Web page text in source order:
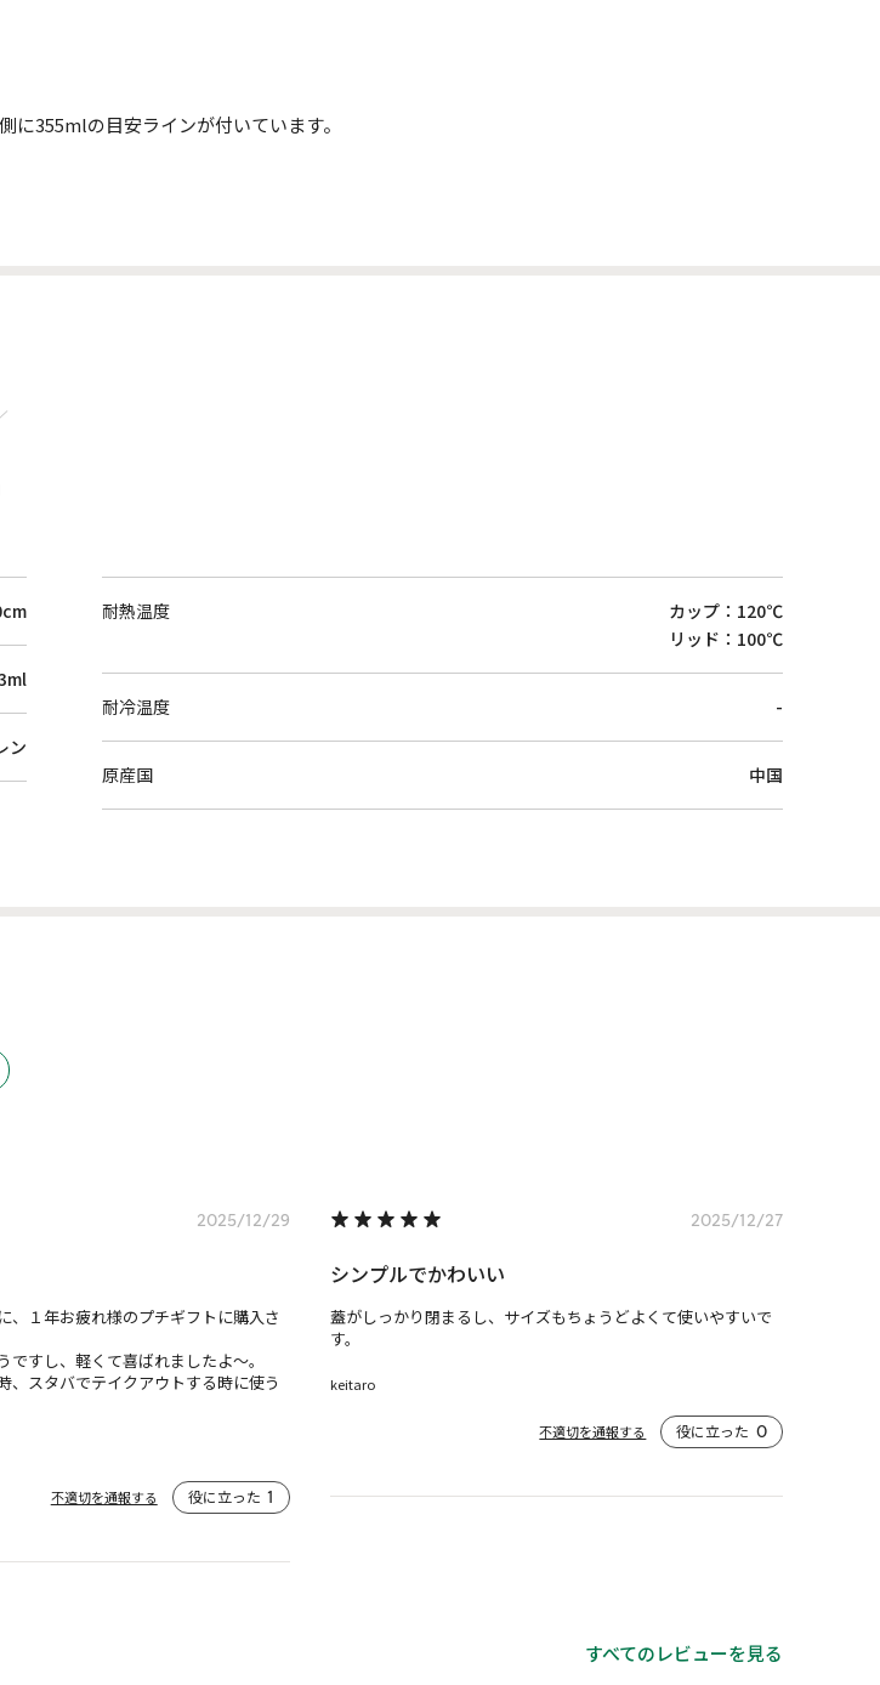
355mlの目安ラインが付いています。
ン
耐熱温度
カップ：120℃
リッド：100℃
耐冷温度 -
原産国 中国
2025/12/29
、１年お疲れ様のプチギフトに購入さ
ですし、軽くて喜ばれましたよ〜。
、スタバでテイクアウトする時に使う
不適切を通報する 役に立った 1
2025/12/27
シンプルでかわいい
蓋がしっかり閉まるし、サイズもちょうどよくて使いやすいで
す。
keitaro
不適切を通報する 役に立った 0
すべてのレビューを見る